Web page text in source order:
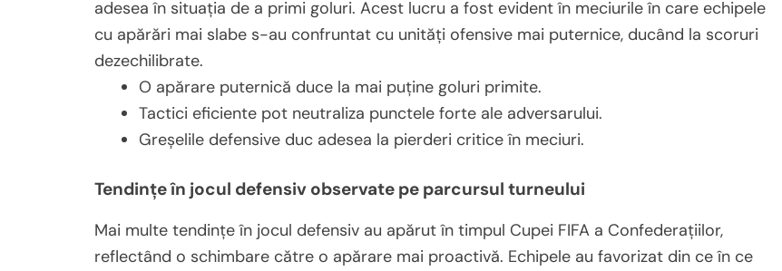
adesea în situația de a primi goluri. Acest lucru a fost evident în meciurile în care echipele
cu apărări mai slabe s-au confruntat cu unități ofensive mai puternice, ducând la scoruri
dezechilibrate.
O apărare puternică duce la mai puține goluri primite.
Tactici eficiente pot neutraliza punctele forte ale adversarului.
Greșelile defensive duc adesea la pierderi critice în meciuri.
Tendințe în jocul defensiv observate pe parcursul turneului
Mai multe tendințe în jocul defensiv au apărut în timpul Cupei FIFA a Confederațiilor,
reflectând o schimbare către o apărare mai proactivă. Echipele au favorizat din ce în ce